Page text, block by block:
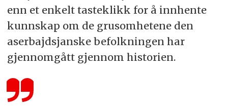
enn et enkelt tasteklikk for å innhente
kunnskap om de grusomhetene den
aserbajdsjanske befolkningen har
gjennomgått gjennom historien.